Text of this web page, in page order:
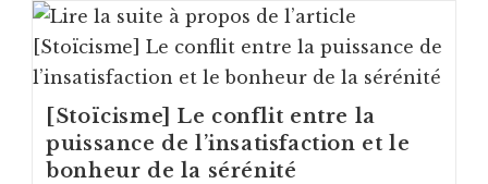
L’anxiété
[Stoïcisme] Le conflit entre la
puissance de l’insatisfaction et le
bonheur de la sérénité